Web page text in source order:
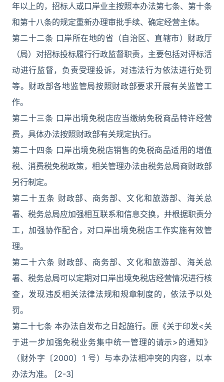
年以上的，招标人或口岸业主按照本办法第七条、第十条
和第十八条的规定重新办理审批手续、确定经营主体。
第二十二条 口岸所在地的省（自治区、直辖市）财政厅
（局）对招标投标履行行政监督职责，主要包括对评标活
动进行监督，负责受理投诉，对违法行为依法进行处罚
等。财政部各地监管局按照财政部要求开展有关监管工
作。
第二十三条 口岸出境免税店应当缴纳免税商品特许经营
费，具体办法按照财政部有关规定执行。
第二十四条 口岸出境免税店销售的免税商品适用的增值
税、消费税免税政策，相关管理办法由税务总局商财政部
另行制定。
第二十五条 财政部、商务部、文化和旅游部、海关总
署、税务总局应加强相互联系和信息交换，并根据职责分
工，加强协作配合，对口岸出境免税店工作实施有效管
理。
第二十六条 财政部、商务部、文化和旅游部、海关总
署、税务总局可以定期对口岸出境免税店经营情况进行核
查，发现违反相关法律法规和规章制度的，依法予以处
罚。
第二十七条 本办法自发布之日起施行。原《关于印发<关
于进一步加强免税业务集中统一管理的请示>的通知》
（财外字〔2000〕1 号）与本办法相冲突的内容，以本
办法为准。 [2-3]